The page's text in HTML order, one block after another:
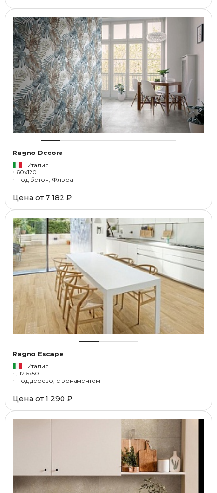
Ragno Decora
Италия
60x120
Под бетон, Флора
Цена от 7 182 ₽
Ragno Escape
Италия
, 12.5x50
Под дерево, с орнаментом
Цена от 1 290 ₽